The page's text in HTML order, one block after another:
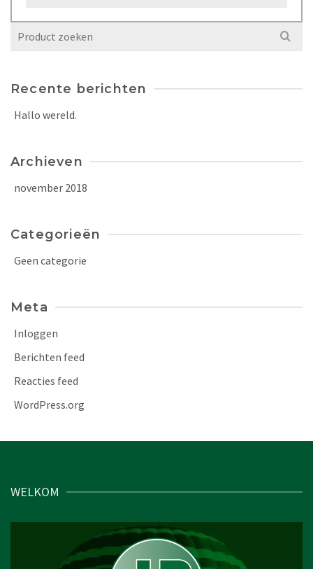
Search
Recente berichten
Hallo wereld.
Archieven
november 2018
Categorieën
Geen categorie
Meta
Inloggen
Berichten feed
Reacties feed
WordPress.org
WELKOM